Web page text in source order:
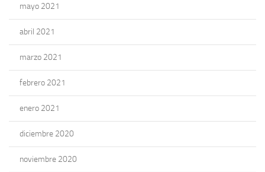
mayo 2021
abril 2021
marzo 2021
febrero 2021
enero 2021
diciembre 2020
noviembre 2020